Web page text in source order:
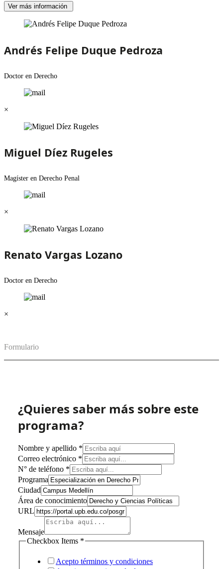
Ver más información
Andrés Felipe Duque Pedroza
Doctor en Derecho
×
Miguel Díez Rugeles
Magíster en Derecho Penal
×
Renato Vargas Lozano
Doctor en Derecho
×
Formulario
¿Quieres saber más sobre este
programa?
Nombre y apellido *
Correo electrónico *
N° de teléfono *
Programa
Ciudad
apellido
Programa
Checkbox
Área de conocimiento
URL
Mensaje
Checkbox Items *
Acepto términos y condiciones